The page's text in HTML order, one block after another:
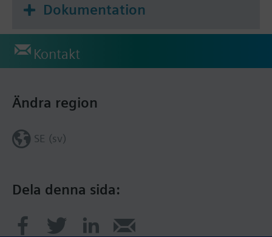
Dokumentation
Kontakt
Dela denna sida:
Ändra region
SE (sv)